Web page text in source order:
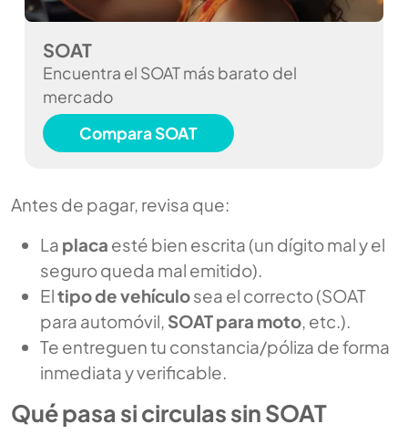
SOAT
Encuentra el SOAT más barato del
mercado
Compara SOAT
Antes de pagar, revisa que:
La placa esté bien escrita (un dígito mal y el
seguro queda mal emitido).
Eltipo de vehículosea el correcto (SOAT
para automóvil, SOAT para moto, etc.).
Te entreguen tu constancia/póliza de forma
inmediata y verificable.
Qué pasa si circulas sin SOAT